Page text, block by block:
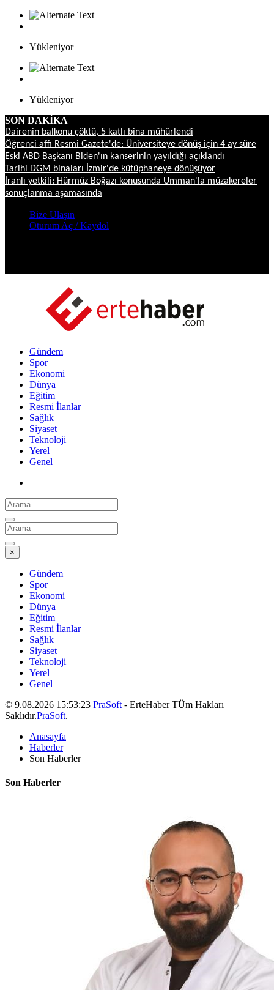
Yükleniyor
Yükleniyor
SON DAKİKA
Dairenin balkonu çöktü, 5 katlı bina mühürlendi
Öğrenci affı Resmi Gazete'de: Üniversiteye dönüş için 4 ay süre
Eski ABD Başkanı Biden'ın kanserinin yayıldığı açıklandı
Tarihi DGM binaları İzmir'de kütüphaneye dönüşüyor
İranlı yetkili: Hürmüz Boğazı konusunda Umman'la müzakereler
sonuçlanma aşamasında
Bize Ulaşın
Oturum Aç / Kaydol
Gündem
Spor
Ekonomi
Dünya
Eğitim
Resmi İlanlar
Sağlık
Siyaset
Teknoloji
Yerel
Genel
×
Gündem
Spor
Ekonomi
Dünya
Eğitim
Resmi İlanlar
Sağlık
Siyaset
Teknoloji
Yerel
Genel
© 9.08.2026 15:53:23 PraSoft - ErteHaber TÜm Hakları
Saklıdır.PraSoft.
Anasayfa
Haberler
Son Haberler
Son Haberler